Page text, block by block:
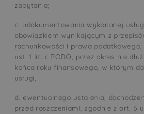
zapytania;
c. udokumentowania wykonanej
obowiązkiem wynikającym z
rachunkowości i prawa
ust. 1 lit. c RODO, przez okres nie
końca roku finansowego, w którym
usługi,
d. ewentualnego ustalenia,
przed roszczeniami, zgodnie z art. 6